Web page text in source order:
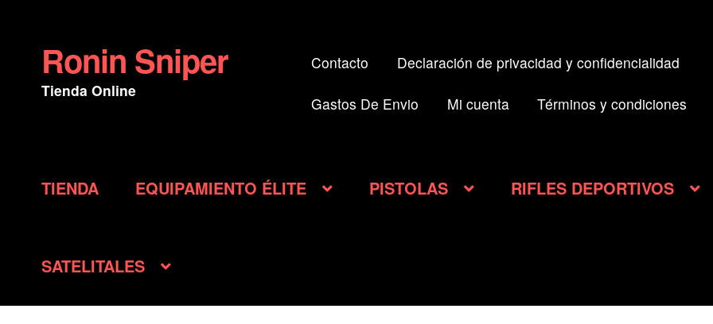
Ir
a
la
Ir
al
contenido
Ronin Sniper
Tienda Online
Contacto Declaración de privacidad y confidencialidad
Gastos De Envio Mi cuenta Términos y condiciones
TIENDA EQUIPAMIENTO ÉLITE PISTOLAS RIFLES DEPORTIVOS
SATELITALES